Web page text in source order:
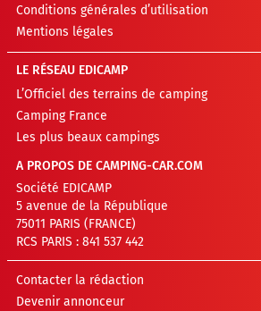
Conditions générales d’utilisation
Mentions légales
LE RÉSEAU EDICAMP
L’Officiel des terrains de camping
Camping France
Les plus beaux campings
A PROPOS DE CAMPING-CAR.COM
Société EDICAMP
5 avenue de la République
75011 PARIS (FRANCE)
RCS PARIS : 841 537 442
Contacter la rédaction
Devenir annonceur